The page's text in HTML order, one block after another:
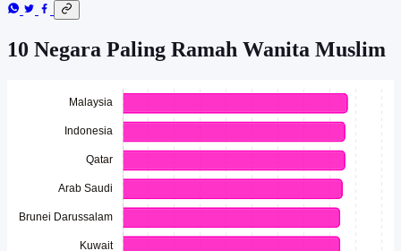
10 Negara Paling Ramah Wanita Muslim